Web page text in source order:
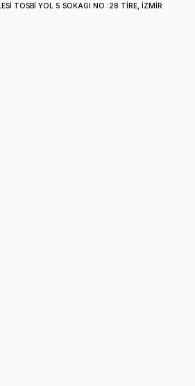
TOSBİ YOL 5 SOKAGI NO :28 TİRE, İZMİR